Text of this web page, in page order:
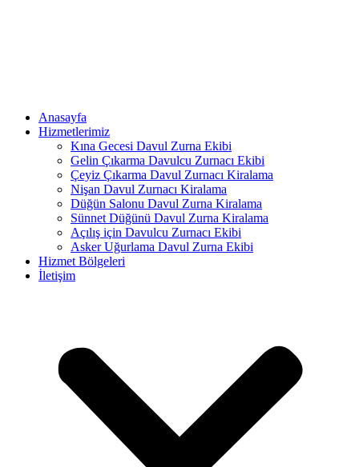
Anasayfa
Hizmetlerimiz
Kına Gecesi Davul Zurna Ekibi
Gelin Çıkarma Davulcu Zurnacı Ekibi
Çeyiz Çıkarma Davul Zurnacı Kiralama
Nişan Davul Zurnacı Kiralama
Düğün Salonu Davul Zurna Kiralama
Sünnet Düğünü Davul Zurna Kiralama
Açılış için Davulcu Zurnacı Ekibi
Asker Uğurlama Davul Zurna Ekibi
Hizmet Bölgeleri
İletişim